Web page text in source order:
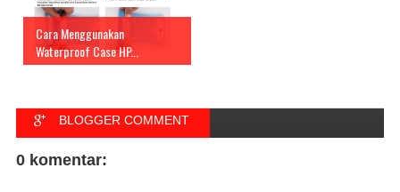
Cara Menggunakan
Waterproof Case HP...
BLOGGER COMMENT
FACEBOOK COMMENT
0 komentar: